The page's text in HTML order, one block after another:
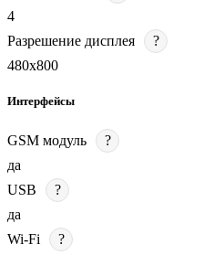
4
Разрешение дисплея
?
480х800
Интерфейсы
GSM модуль
?
да
USB
?
да
Wi-Fi
?